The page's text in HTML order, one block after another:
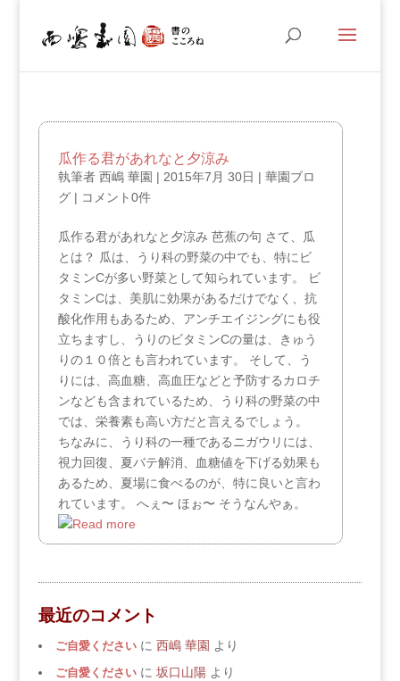
瓜作る君があれなと夕涼み
執筆者 西嶋 華園 | 2015年7月 30日 | 華園ブロ
グ| コメント0件
瓜作る君があれなと夕涼み 芭蕉の句 さて、瓜
とは？ 瓜は、うり科の野菜の中でも、特にビ
タミンCが多い野菜として知られています。 ビ
タミンCは、美肌に効果があるだけでなく、抗
酸化作用もあるため、アンチエイジングにも役
立ちますし、うりのビタミンCの量は、きゅう
りの１０倍とも言われています。 そして、う
りには、高血糖、高血圧などと予防するカロチ
ンなども含まれているため、うり科の野菜の中
では、栄養素も高い方だと言えるでしょう。
ちなみに、うり科の一種であるニガウリには、
視力回復、夏バテ解消、血糖値を下げる効果も
あるため、夏場に食べるのが、特に良いと言わ
れています。 へぇ〜 ほぉ〜 そうなんやぁ。
最近のコメント
ご自愛くださいに 西嶋 華園 より
ご自愛くださいに 坂口山陽より